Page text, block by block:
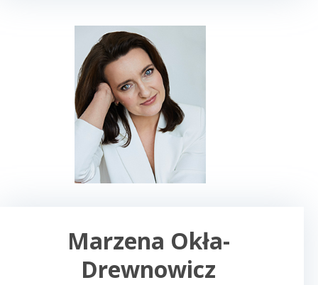
Marzena Okła-
Drewnowicz